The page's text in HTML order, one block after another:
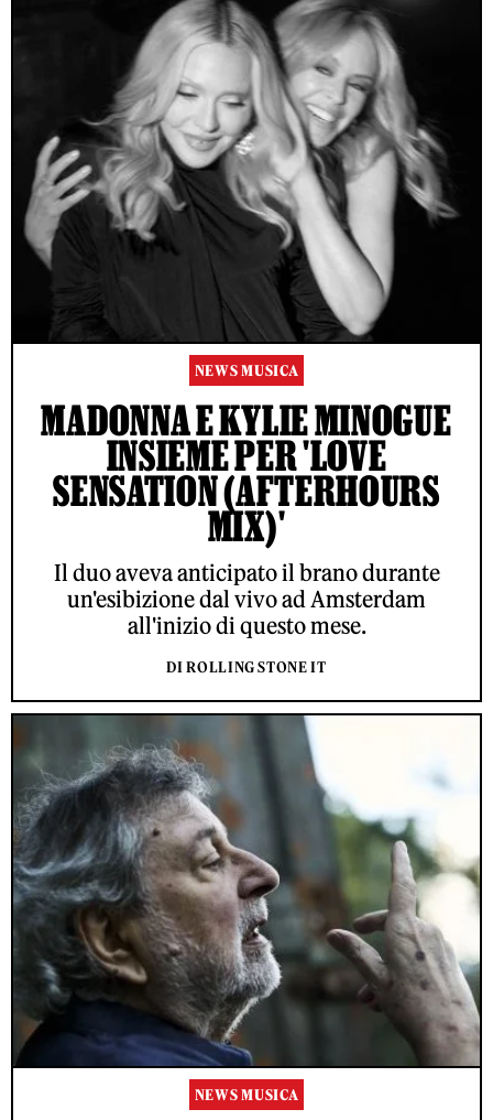
NEWS MUSICA
MADONNA E KYLIE MINOGUE
INSIEME PER 'LOVE
SENSATION (AFTERHOURS
MIX)'
Il duo aveva anticipato il brano durante
un'esibizione dal vivo ad Amsterdam
all'inizio di questo mese.
DI ROLLING STONE IT
NEWS MUSICA